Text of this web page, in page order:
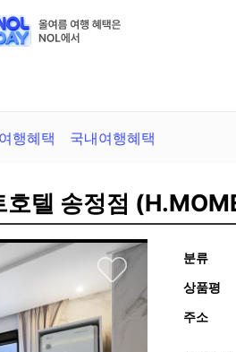
행혜택 국내여행혜택
텔 송정점
분류
상품평
주소